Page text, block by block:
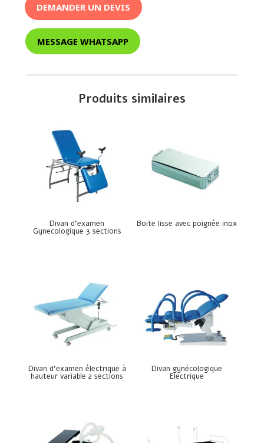
DEMANDER UN DEVIS
MESSAGE WHATSAPP
Produits similaires
Divan d’examen
Gynecologique 3 sections
Boite lisse avec poignée inox
Divan d’examen électrique à
hauteur variable 2 sections
Divan gynécologique
Electrique